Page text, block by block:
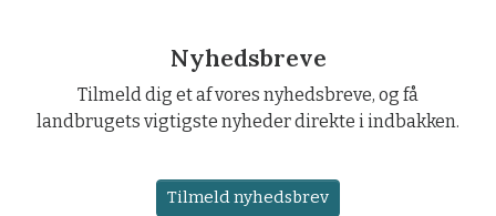
Nyhedsbreve
Tilmeld dig et af vores nyhedsbreve, og få
landbrugets vigtigste nyheder direkte i indbakken.
Tilmeld nyhedsbrev